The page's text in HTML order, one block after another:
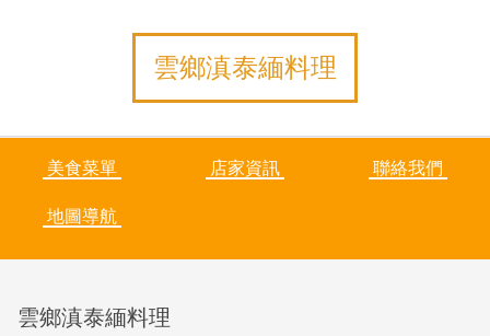
雲鄉滇泰緬料理
美食菜單 店家資訊 聯絡我們
地圖導航
雲鄉滇泰緬料理